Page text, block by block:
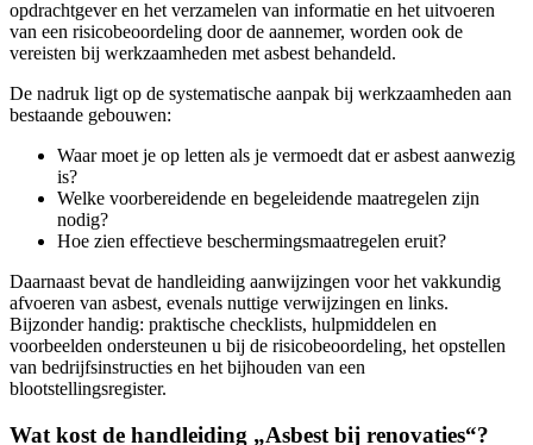
opdrachtgever en het verzamelen van informatie en het uitvoeren
van een risicobeoordeling door de aannemer, worden ook de
vereisten bij werkzaamheden met asbest behandeld.
De nadruk ligt op de systematische aanpak bij werkzaamheden aan
bestaande gebouwen:
Waar moet je op letten als je vermoedt dat er asbest aanwezig
is?
Welke voorbereidende en begeleidende maatregelen zijn
nodig?
Hoe zien effectieve beschermingsmaatregelen eruit?
Daarnaast bevat de handleiding aanwijzingen voor het vakkundig
afvoeren van asbest, evenals nuttige verwijzingen en links.
Bijzonder handig: praktische checklists, hulpmiddelen en
voorbeelden ondersteunen u bij de risicobeoordeling, het opstellen
van bedrijfsinstructies en het bijhouden van een
blootstellingsregister.
Wat kost de handleiding „Asbest bij renovaties“?